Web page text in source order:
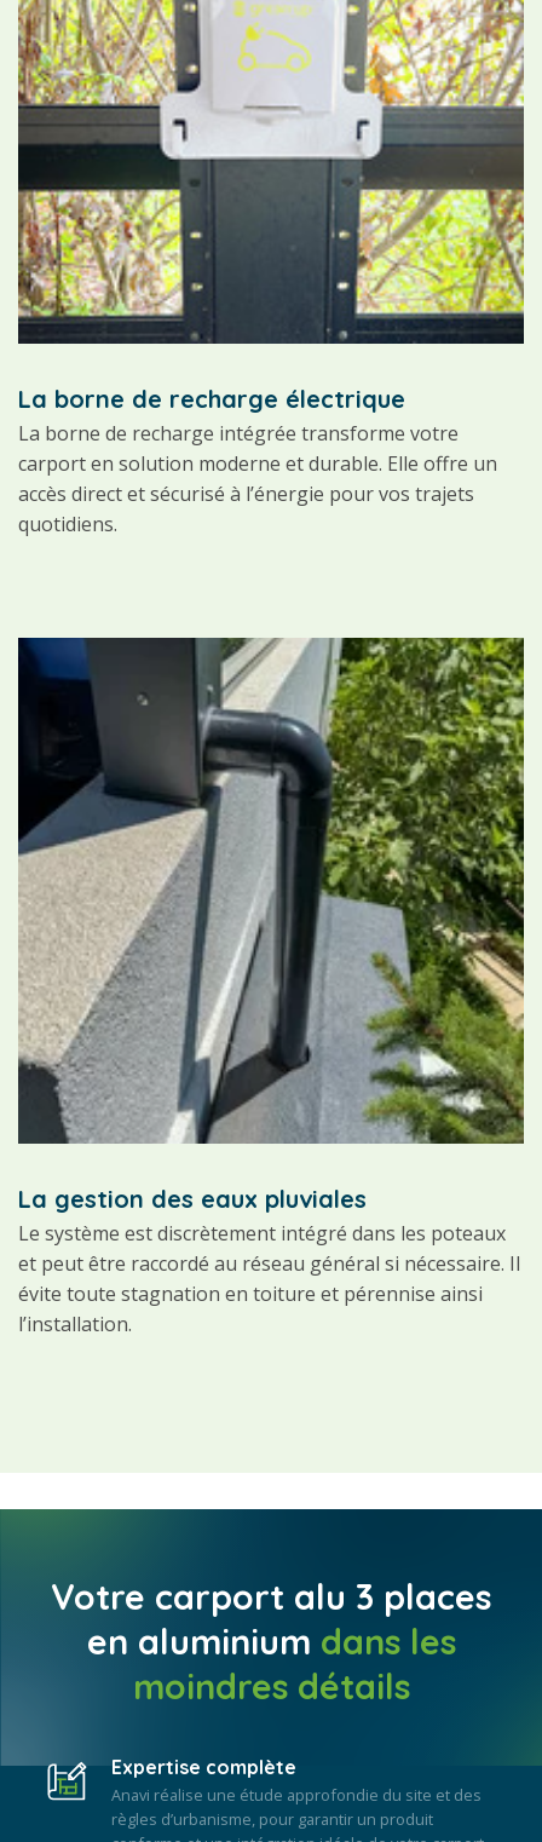
La borne de recharge électrique
La borne de recharge intégrée transforme votre
carport en solution moderne et durable. Elle offre un
accès direct et sécurisé à l’énergie pour vos trajets
quotidiens.
La gestion des eaux pluviales
Le système est discrètement intégré dans les poteaux
et peut être raccordé au réseau général si nécessaire. Il
évite toute stagnation en toiture et pérennise ainsi
l’installation.
Votre carport alu 3 places
en aluminium dans les
moindres détails
Expertise complète
Anavi réalise une étude approfondie du site et des
règles d’urbanisme, pour garantir un produit